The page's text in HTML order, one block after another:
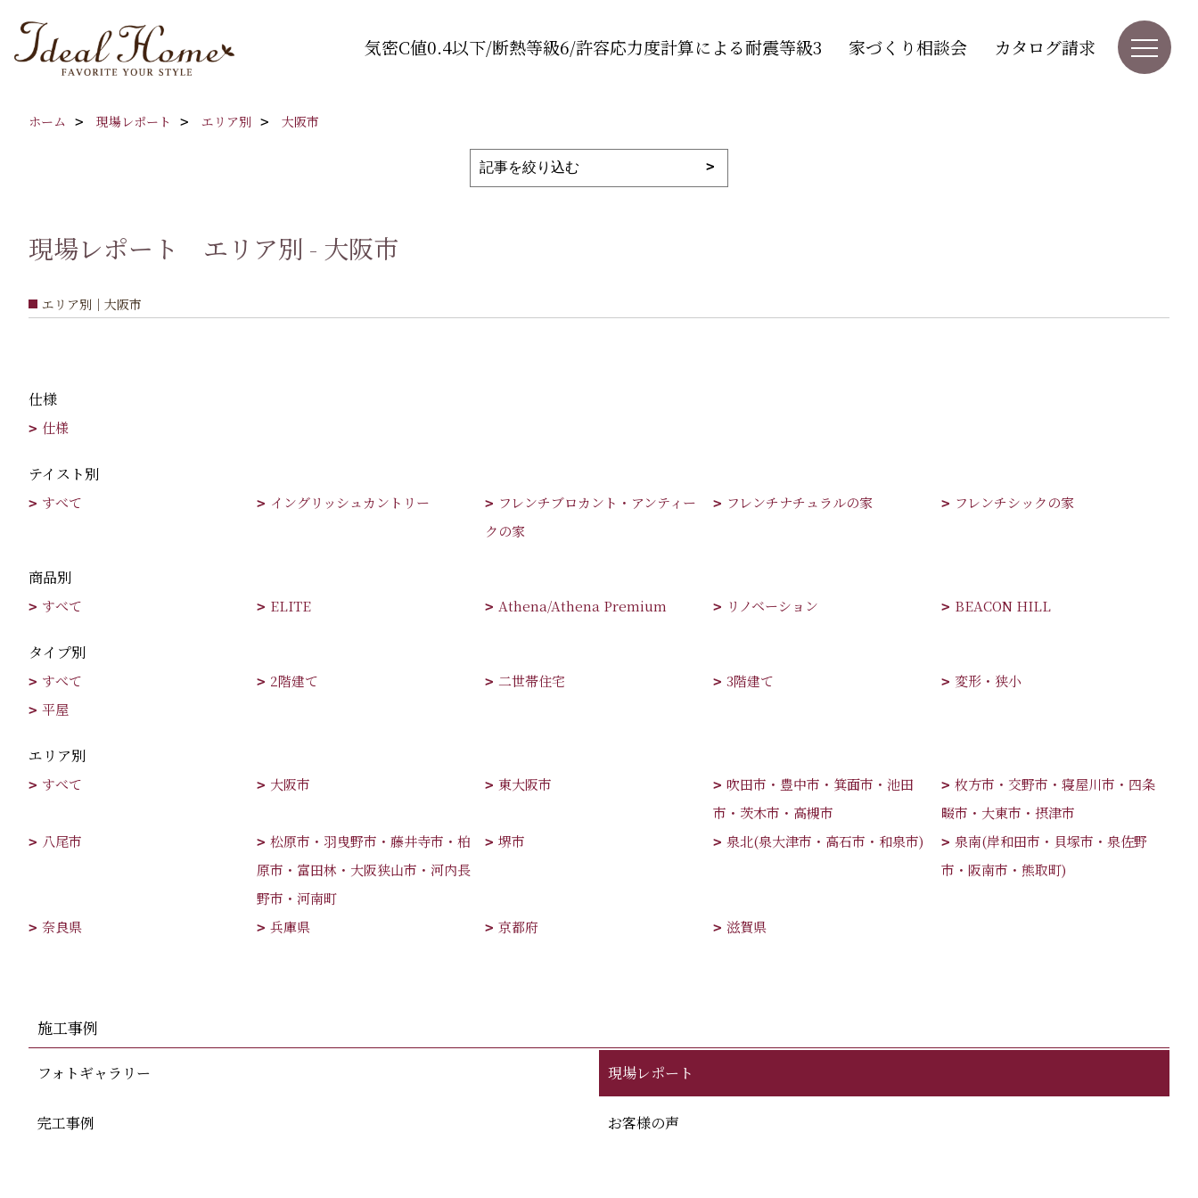
気密C値0.4以下/断熱等級6/許容応力度計算による耐震等級3 家づくり相談会 カタログ請求
ホーム 現場レポート エリア別 大阪市
現場レポート エリア別 - 大阪市
エリア別｜大阪市
仕様
仕様
テイスト別
すべて イングリッシュカントリー
フレンチブロカント・アンティー
クの家
フレンチナチュラルの家 フレンチシックの家
商品別
すべて ELITE Athena/Athena Premium リノベーション BEACON HILL
タイプ別
すべて 2階建て 二世帯住宅 3階建て
変形・狭小
平屋
エリア別
すべて 大阪市 東大阪市
吹田市・豊中市・箕面市・池田
市・茨木市・高槻市
枚方市・交野市・寝屋川市・四条
畷市・大東市・摂津市
八尾市
松原市・羽曳野市・藤井寺市・柏
原市・富田林・大阪狭山市・河内長
野市・河南町
堺市 泉北(泉大津市・高石市・和泉市)
泉南(岸和田市・貝塚市・泉佐野
市・阪南市・熊取町)
奈良県 兵庫県 京都府 滋賀県
施工事例
フォトギャラリー 現場レポート
完工事例 お客様の声